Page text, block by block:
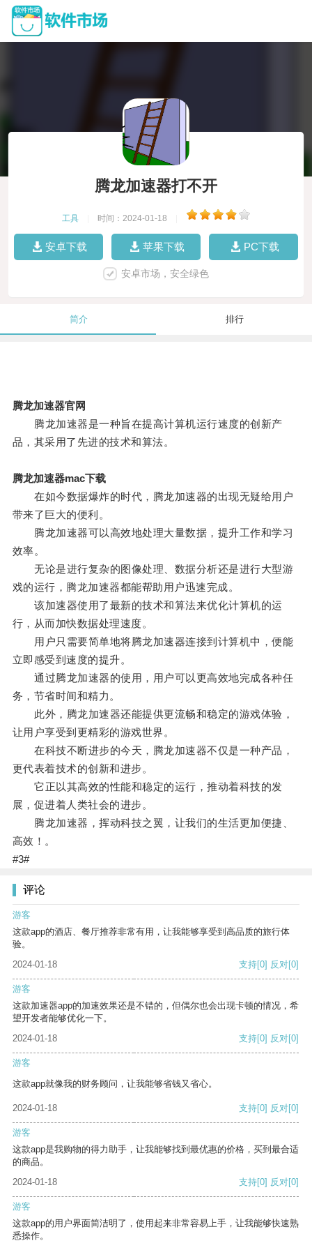
腾龙加速器打不开
工具 时间：2024-01-18
安卓下载 苹果下载 PC下载
安卓市场，安全绿色
简介 排行
腾龙加速器官网
腾龙加速器是一种旨在提高计算机运行速度的创新产
品，其采用了先进的技术和算法。
腾龙加速器mac下载
在如今数据爆炸的时代，腾龙加速器的出现无疑给用户
带来了巨大的便利。
腾龙加速器可以高效地处理大量数据，提升工作和学习
效率。
无论是进行复杂的图像处理、数据分析还是进行大型游
戏的运行，腾龙加速器都能帮助用户迅速完成。
该加速器使用了最新的技术和算法来优化计算机的运
行，从而加快数据处理速度。
用户只需要简单地将腾龙加速器连接到计算机中，便能
立即感受到速度的提升。
通过腾龙加速器的使用，用户可以更高效地完成各种任
务，节省时间和精力。
此外，腾龙加速器还能提供更流畅和稳定的游戏体验，
让用户享受到更精彩的游戏世界。
在科技不断进步的今天，腾龙加速器不仅是一种产品，
更代表着技术的创新和进步。
它正以其高效的性能和稳定的运行，推动着科技的发
展，促进着人类社会的进步。
腾龙加速器，挥动科技之翼，让我们的生活更加便捷、
高效！。
#3#
评论
游客
这款app的酒店、餐厅推荐非常有用，让我能够享受到高品质的旅行体
验。
2024-01-18
支持[0] 反对[0]
游客
这款加速器app的加速效果还是不错的，但偶尔也会出现卡顿的情况，希
望开发者能够优化一下。
2024-01-18
支持[0] 反对[0]
游客
这款app就像我的财务顾问，让我能够省钱又省心。
2024-01-18 支持[0] 反对[0]
游客
这款app是我购物的得力助手，让我能够找到最优惠的价格，买到最合适
的商品。
2024-01-18
支持[0] 反对[0]
游客
这款app的用户界面简洁明了，使用起来非常容易上手，让我能够快速熟
悉操作。